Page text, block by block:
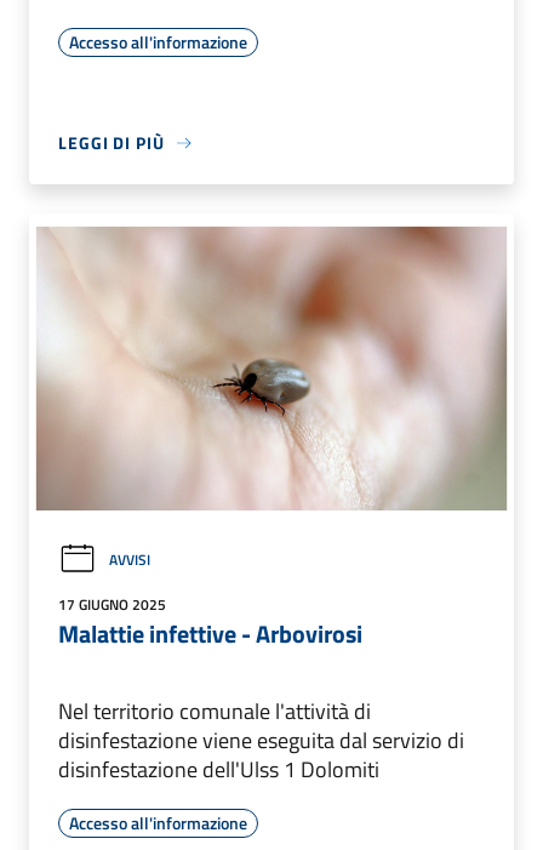
Accesso all'informazione
LEGGI DI PIÙ
AVVISI
17 GIUGNO 2025
Malattie infettive - Arbovirosi
Nel territorio comunale l'attività di
disinfestazione viene eseguita dal servizio di
disinfestazione dell'Ulss 1 Dolomiti
Accesso all'informazione